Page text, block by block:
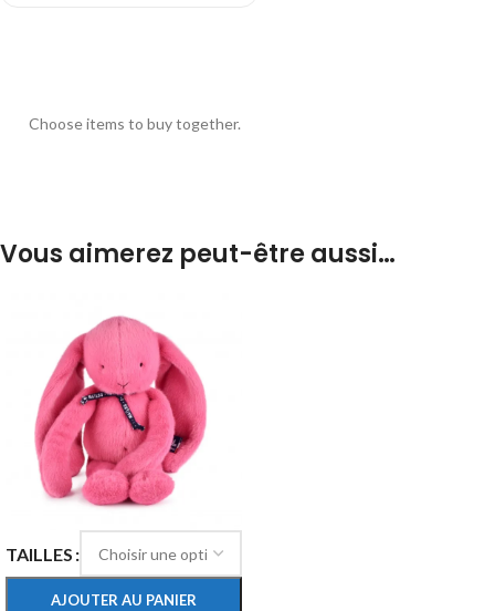
Choose items to buy together.
Vous aimerez peut-être aussi…
TAILLES
AJOUTER AU PANIER